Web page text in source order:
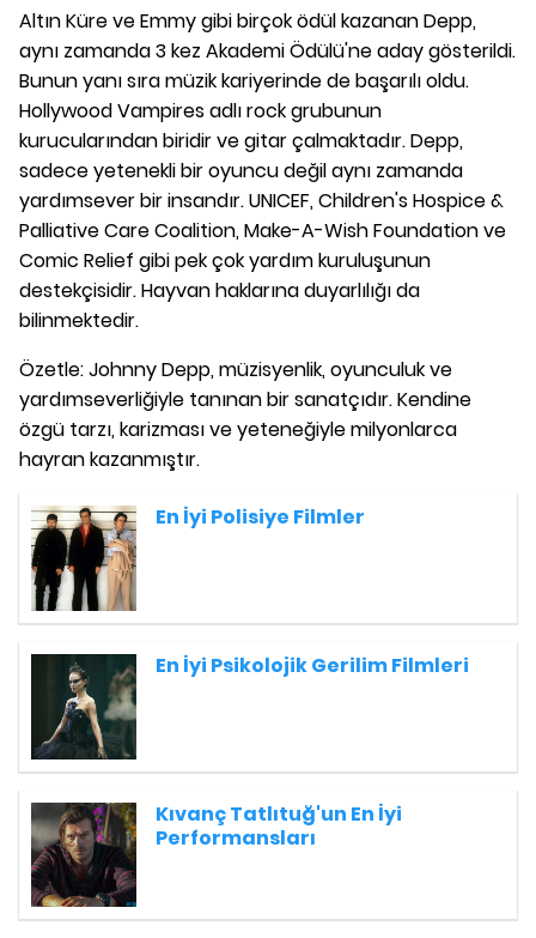
Altın Küre ve Emmy gibi birçok ödül kazanan Depp,
aynı zamanda 3 kez Akademi Ödülü'ne aday gösterildi.
Bunun yanı sıra müzik kariyerinde de başarılı oldu.
Hollywood Vampires adlı rock grubunun
kurucularından biridir ve gitar çalmaktadır. Depp,
sadece yetenekli bir oyuncu değil aynı zamanda
yardımsever bir insandır. UNICEF, Children's Hospice &
Palliative Care Coalition, Make-A-Wish Foundation ve
Comic Relief gibi pek çok yardım kuruluşunun
destekçisidir. Hayvan haklarına duyarlılığı da
bilinmektedir.
Özetle: Johnny Depp, müzisyenlik, oyunculuk ve
yardımseverliğiyle tanınan bir sanatçıdır. Kendine
özgü tarzı, karizması ve yeteneğiyle milyonlarca
hayran kazanmıştır.
En İyi Polisiye Filmler
En İyi Psikolojik Gerilim Filmleri
Kıvanç Tatlıtuğ'un En İyi
Performansları